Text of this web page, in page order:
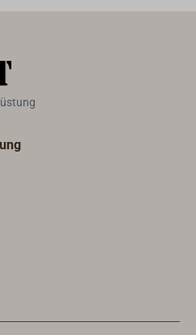
und dimmen.
und können
kann bei
zwischen
Kelvin) oder
werden, bei
Korpus der
Metall, mit
Die